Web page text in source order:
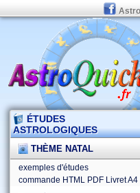
ÉTUDES
ASTROLOGIQUES
THÈME NATAL
exemples d'études
commande HTML PDF Livret A4